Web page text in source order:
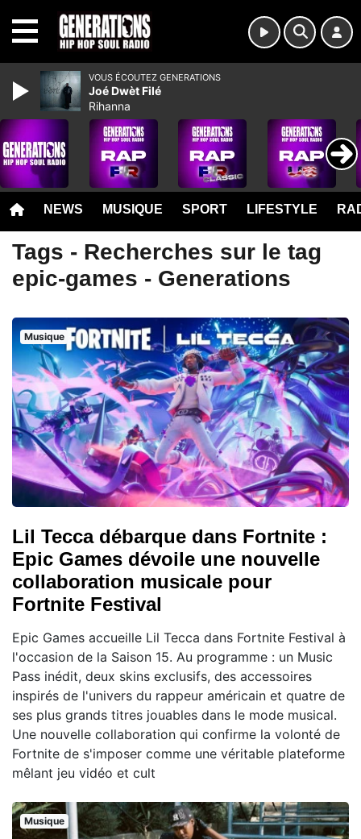
NEWS MUSIQUE SPORT LIFESTYLE
Tags - Recherches sur le tag
epic-games - Generations
Musique
Lil Tecca débarque dans Fortnite :
Epic Games dévoile une nouvelle
collaboration musicale pour
Fortnite Festival
Epic Games accueille Lil Tecca dans Fortnite Festival à
l'occasion de la Saison 15. Au programme : un Music
Pass inédit, deux skins exclusifs, des accessoires
inspirés de l'univers du rappeur américain et quatre de
ses plus grands titres jouables dans le mode musical.
Une nouvelle collaboration qui confirme la volonté de
Fortnite de s'imposer comme une véritable plateforme
mêlant jeu vidéo et cult
Musique
VOUS ÉCOUTEZ GENERATIONS
Joé Dwèt Filé
Rihanna